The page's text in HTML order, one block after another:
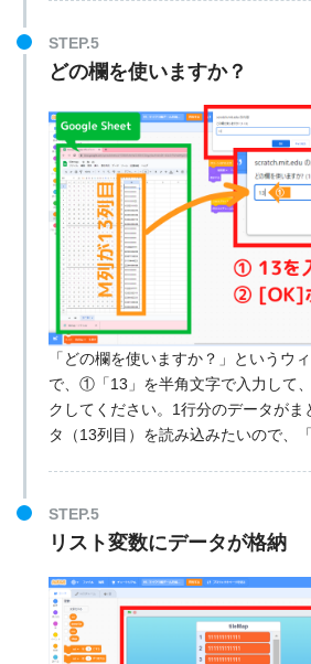
STEP.5
どの欄を使いますか？
「どの欄を使いますか？」というウ
で、①「13」を半角文字で入力して
クしてください。1行分のデータがま
タ（13列目）を読み込みたいので、
STEP.5
リスト変数にデータが格納